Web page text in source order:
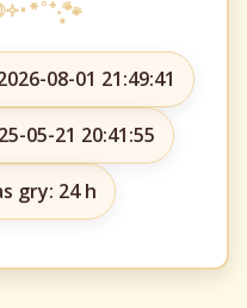
08-01 21:49:41
05-21 20:41:55
gry: 24 h